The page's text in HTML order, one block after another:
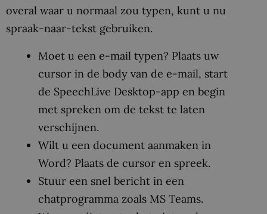
overal waar u normaal zou typen, kunt u nu
spraak-naar-tekst gebruiken.
Moet u een e-mail typen? Plaats uw
cursor in de body van de e-mail, start
de SpeechLive Desktop-app en begin
met spreken om de tekst te laten
verschijnen.
Wilt u een document aanmaken in
Word? Plaats de cursor en spreek.
Stuur een snel bericht in een
chatprogramma zoals MS Teams.